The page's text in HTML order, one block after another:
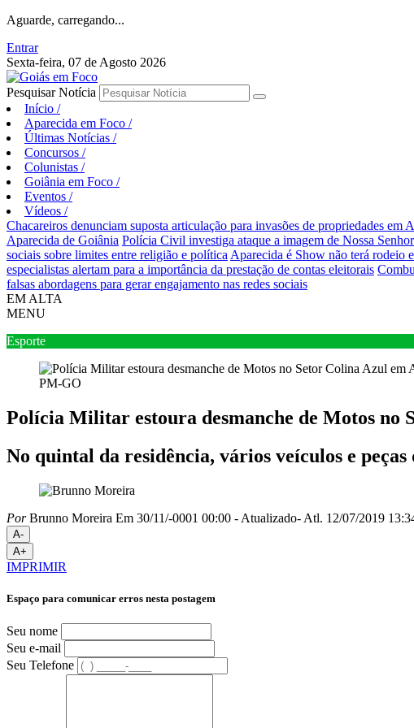
Aguarde, carregando...
Entrar
Sexta-feira, 07 de Agosto 2026
Pesquisar Notícia
Início /
Aparecida em Foco /
Últimas Notícias /
Concursos /
Colunistas /
Goiânia em Foco /
Eventos /
Vídeos /
Chacareiros denunciam suposta articulação para invasões de propriedades em
Aparecida de Goiânia Polícia Civil investiga ataque a imagem de Nossa
sociais sobre limites entre religião e política Aparecida é Show não terá rodeio
especialistas alertam para a importância da prestação de contas eleitorais
falsas abordagens para gerar engajamento nas redes sociais
EM ALTA
MENU
Esporte
PM-GO
Polícia Militar estoura desmanche de Motos no
No quintal da residência, vários veículos e
PorBrunno Moreira Em 30/11/-0001 00:00 - Atualizado- Atl. 12/07/2019
A-
A+
IMPRIMIR
Espaço para comunicar erros nesta postagem
Seu nome
Seu e-mail
Seu Telefone